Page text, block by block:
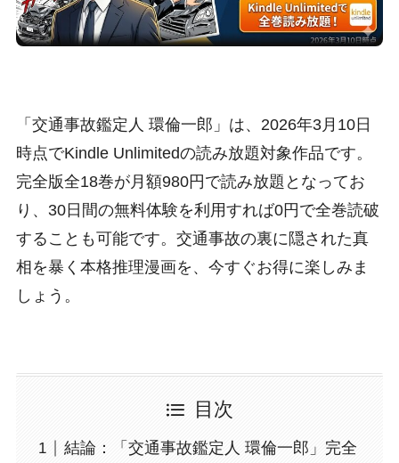
「交通事故鑑定人 環倫一郎」は、2026年3月10日
時点でKindle Unlimitedの読み放題対象作品です。
完全版全18巻が月額980円で読み放題となってお
り、30日間の無料体験を利用すれば0円で全巻読破
することも可能です。交通事故の裏に隠された真
相を暴く本格推理漫画を、今すぐお得に楽しみま
しょう。
目次
結論：「交通事故鑑定人 環倫一郎」完全